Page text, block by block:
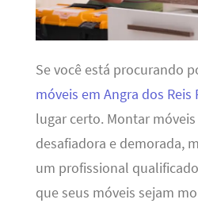
Se você está procurando
móveis em Angra dos Reis
lugar certo. Montar
desafiadora e demorada,
um profissional
que seus móveis sejam